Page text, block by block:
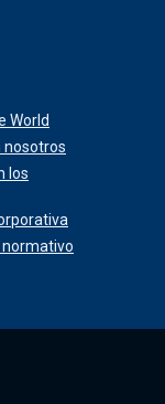
World
nosotros
los